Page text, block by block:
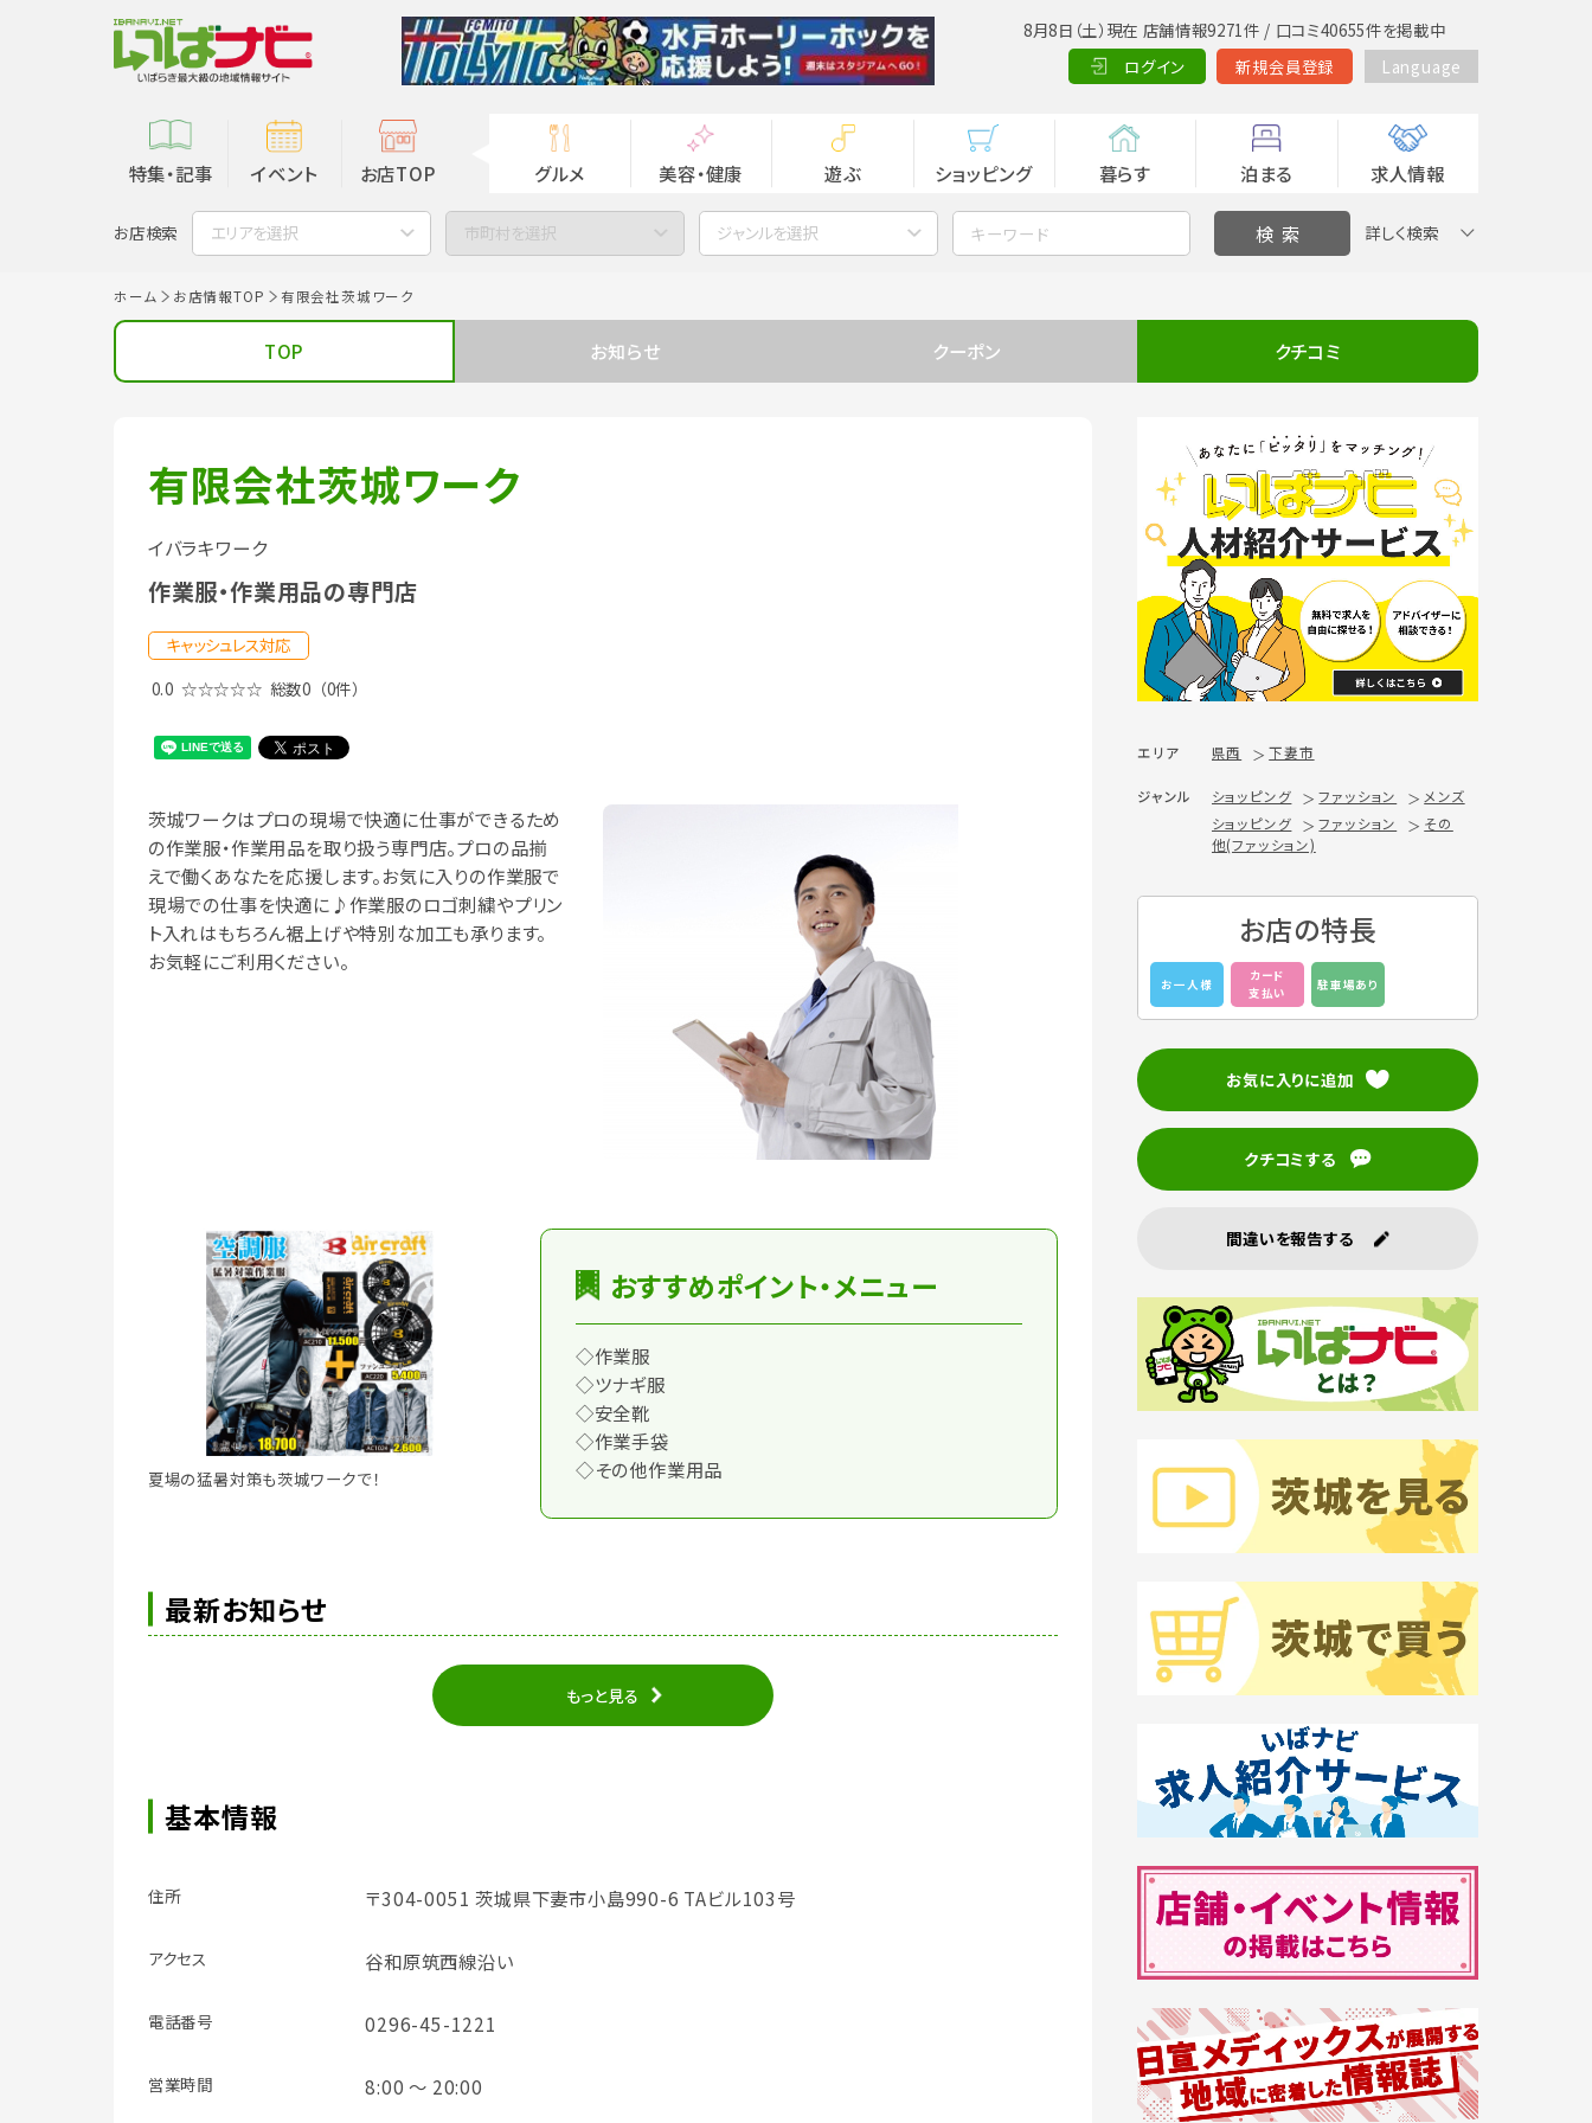
8月8日（土）現在 店舗情報9271件 / 口コミ40655件を掲載中
ログイン
新規会員登録 Language
特集・記事 イベント お店TOP グルメ 美容・健康 遊ぶ ショッピング 暮らす 泊まる 求人情報
お店検索 エリアを選択 市町村を選択 ジャンルを選択 詳しく検索
ホーム お店情報TOP 有限会社茨城ワーク
TOP お知らせ クーポン クチコミ
有限会社茨城ワーク
イバラキワーク
作業服・作業用品の専門店
キャッシュレス対応
0.0 ☆☆☆☆☆ 総数0 （0件）
茨城ワークはプロの現場で快適に仕事ができるため
の作業服・作業用品を取り扱う専門店。プロの品揃
えで働くあなたを応援します。お気に入りの作業服で
現場での仕事を快適に♪作業服のロゴ刺繍やプリン
ト入れはもちろん裾上げや特別な加工も承ります。
お気軽にご利用ください。
夏場の猛暑対策も茨城ワークで！
おすすめポイント・メニュー
◇作業服
◇ツナギ服
◇安全靴
◇作業手袋
◇その他作業用品
最新お知らせ
もっと見る
基本情報
住所 〒304-0051 茨城県下妻市小島990-6 TAビル103号
アクセス 谷和原筑西線沿い
電話番号 0296-45-1221
営業時間 8:00 ～ 20:00
エリア 県西 下妻市
ジャンル ショッピング ファッション
メンズ
ショッピング
ファッション
その
他(ファッション)
お店の特長
お一人様
カード
支払い
駐車場あり
お気に入りに追加
クチコミする
間違いを報告する